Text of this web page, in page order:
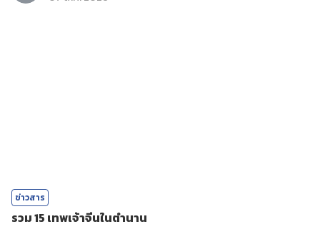
ข่าวสาร
รวม 15 เทพเจ้าจีนในตำนาน